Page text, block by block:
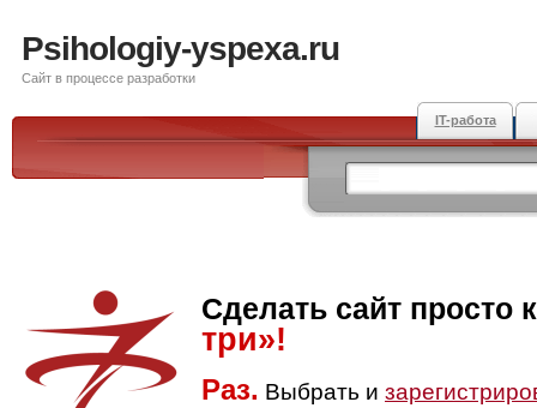
Psihologiy-yspexa.ru
Сайт в процессе разработки
IT-работа
Сделать сайт просто
три»!
Раз. Выбрать и